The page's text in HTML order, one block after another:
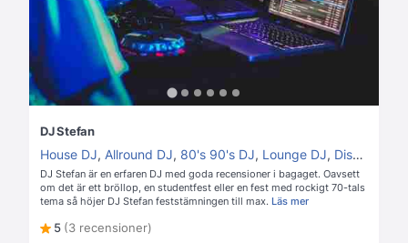
DJ Stefan
House DJ, Allround DJ, 80's 90's DJ, Lounge DJ, Disco DJ
DJ Stefan är en erfaren DJ med goda recensioner i bagaget. Oavsett
om det är ett bröllop, en studentfest eller en fest med rockigt 70-tals
tema så höjer DJ Stefan feststämningen till max. Läs mer
5 (3 recensioner)